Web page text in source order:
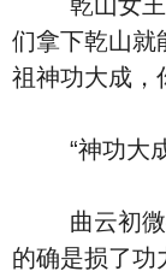
们拿下乾山就
祖神功大成，
“神功大成
曲云初微微
的确是损了功